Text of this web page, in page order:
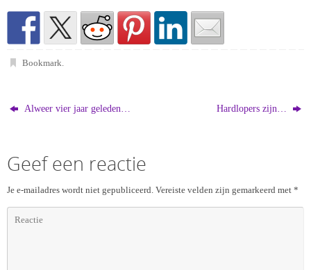
Bookmark
Alweer vier jaar geleden… Hardlopers zijn…
Geef een reactie
Je e-mailadres wordt niet gepubliceerd. Vereiste velden zijn gemarkeerd met *